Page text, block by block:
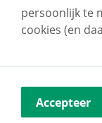
Vestdijk
5611 CZ
040-
persoonlijk te
cookies (en
Accepteer